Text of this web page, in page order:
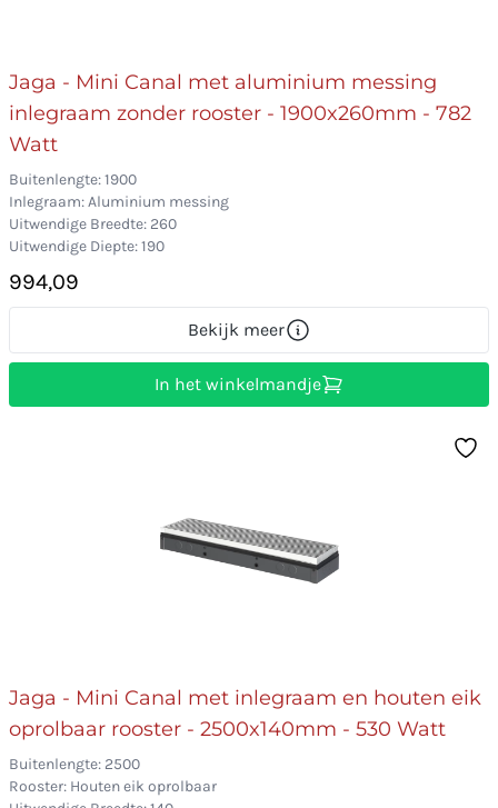
Jaga - Mini Canal met aluminium messing
inlegraam zonder rooster - 1900x260mm - 782
Watt
Buitenlengte: 1900
Inlegraam: Aluminium messing
Uitwendige Breedte: 260
Uitwendige Diepte: 190
994,09
Bekijk meer
In het winkelmandje
Jaga - Mini Canal met inlegraam en houten eik
oprolbaar rooster - 2500x140mm - 530 Watt
Buitenlengte: 2500
Rooster: Houten eik oprolbaar